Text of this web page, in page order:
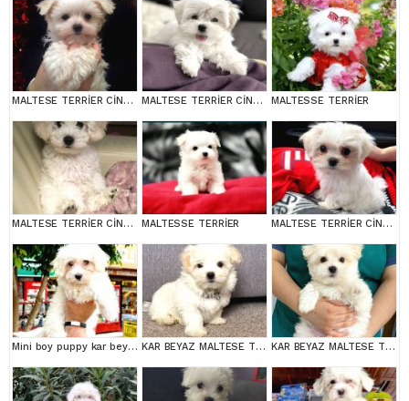
MALTESE TERRİER CİNSİ YAVRULAR MALTESE TERRİER CİNSİ YAVRULAR MALTESSE TERRİER
MALTESE TERRİER CİNSİ YAVRULAR MALTESSE TERRİER MALTESE TERRİER CİNSİ YAVRULAR
Mini boy puppy kar beyaz sevimli MALTESSE TERRİER CİNSİ KAR BEYAZ MALTESE TERRİER CİNSLERİ KAR BEYAZ MALTESE TERRİER CİNSLERİ